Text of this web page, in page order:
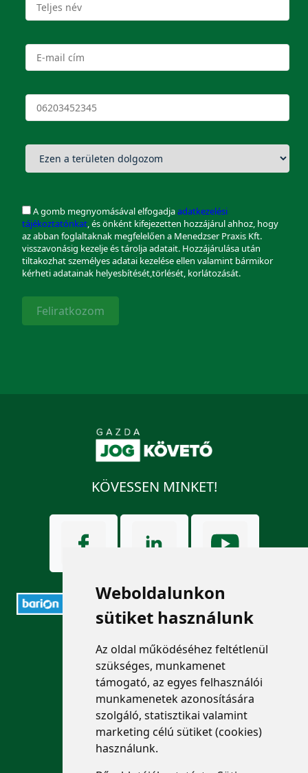
Weboldalunkon
sütiket használunk
Az oldal működéséhez feltétlenül
szükséges, munkamenet
támogató, az egyes felhasználói
munkamenetek azonosítására
szolgáló, statisztikai valamint
marketing célú sütiket (cookies)
használunk.
A gomb megnyomásával elfogadjaadatkezelési
tájékoztatónkat, és önként kifejezetten hozzájárul ahhoz, hogy
az abban foglaltaknak megfelelően a Menedzser Praxis Kft.
visszavonásig kezelje és tárolja adatait. Hozzájárulása után
tiltakozhat személyes adatai kezelése ellen valamint bármikor
kérheti adatainak helyesbítését,törlését, korlátozását.
Feliratkozom
KÖVESSEN MINKET!
+36 1 880 7600
info@mprx.hu